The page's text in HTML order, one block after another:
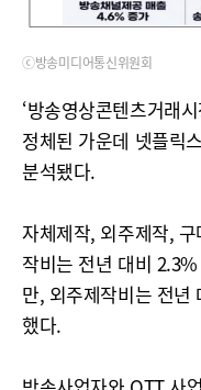
ⓒ방송미디어통신위원회
‘방송영상콘텐츠거래
정체된 가운데 넷플릭
분석됐다.
자체제작, 외주제작,
작비는 전년 대비
만, 외주제작비는 전년
했다.